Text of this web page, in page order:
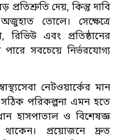
প্রতিশ্রুতি দেয়, কিন্তু দাবি
তোলে। সেক্ষেত্রে
রিভিউ এবং প্রতিষ্ঠানের
পারে সবচেয়ে নির্ভরযোগ্য
নেটওয়ার্কের মান
পরিকল্পনা এমন হতে
হাসপাতাল ও বিশেষজ্ঞ
থাকেন। প্রয়োজনে দ্রুত